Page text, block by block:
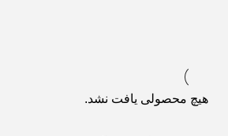
هیچ محصولی یافت نشد.